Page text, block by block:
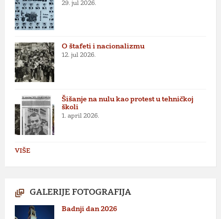
29. jul 2026.
O štafeti i nacionalizmu
12. jul 2026.
Šišanje na nulu kao protest u tehničkoj
školi
1. april 2026.
VIŠE
GALERIJE FOTOGRAFIJA
Badnji dan 2026